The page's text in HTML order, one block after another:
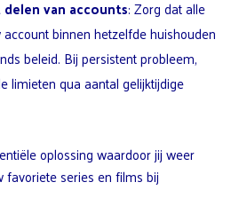
van accounts: Zorg dat alle
binnen hetzelfde huishouden
beleid. Bij persistent probleem,
limieten qua aantal gelijktijdige
oplossing waardoor jij weer
series en films bij